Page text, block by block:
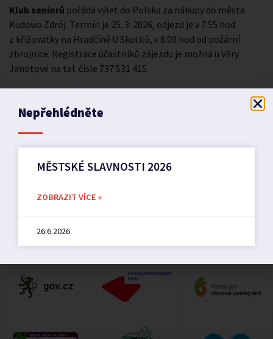
Klub seniorů pořádá výlet do Polska za nákupy do města
Kudowa Zdrój. Termín je 25. 3. 2026, odjezd je v 7:55 hod
z křižovatky na Hradčíně U Skutilů, v 8:00 hod od požární
zbrojnice. Registrace účastníků zájezdu je možná u Věry
Janotové na tel. čísle 737 531 415.
Akce Hostinné – březen 2026
DALŠÍ
Sportovní den pro seniory
Nepřehlédněte
MĚSTSKÉ SLAVNOSTI 2026
ZOBRAZIT VÍCE »
26.6.2026